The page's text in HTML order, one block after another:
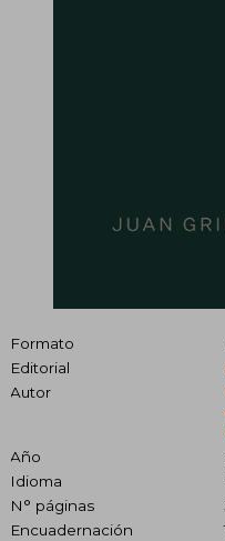
Formato
Editorial
Autor
Año
Idioma
N° páginas
Encuadernación